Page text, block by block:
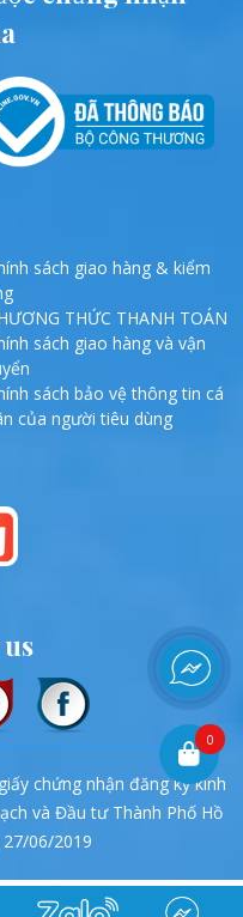
sách giao hàng & kiểm
THỨC THANH TOÁN
sách giao hàng và vận
sách bảo vệ thông tin cá
của người tiêu dùng
chứng nhận đăng ký kinh
và Đầu tư Thành Phố Hồ
06/2019
0